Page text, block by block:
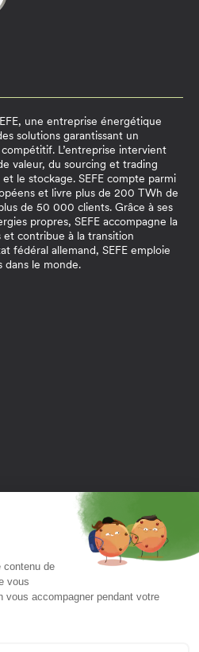
une entreprise énergétique
solutions garantissant un
L’entreprise intervient
valeur, du sourcing et trading
le stockage. SEFE compte parmi
et livre plus de 200 TWh de
de 50 000 clients. Grâce à ses
propres, SEFE accompagne la
contribue à la transition
fédéral allemand, SEFE emploie
dans le monde.